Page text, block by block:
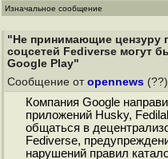
Изначальное сообщение
"Не принимающие цензуру
соцсетей Fediverse могут
Google Play"
Сообщение от opennews
Компания Google
приложений Husky,
общаться в
Fediverse,
нарушений правил